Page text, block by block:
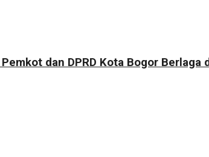
dan DPRD Kota Bogor Berlaga